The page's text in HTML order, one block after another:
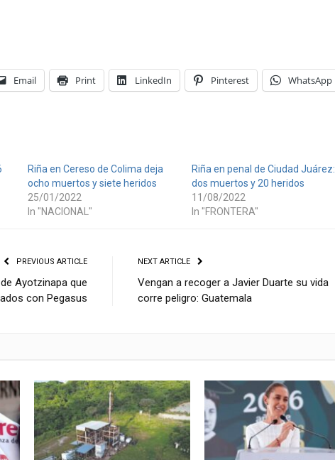
Email Print LinkedIn Pinterest WhatsApp
Riña en Cereso de Colima deja
ocho muertos y siete heridos
25/01/2022
In "NACIONAL"
Riña en penal de Ciudad Juárez:
dos muertos y 20 heridos
11/08/2022
In "FRONTERA"
PREVIOUS ARTICLE
Ayotzinapa que
con Pegasus
NEXT ARTICLE
Vengan a recoger a Javier Duarte su vida
corre peligro: Guatemala